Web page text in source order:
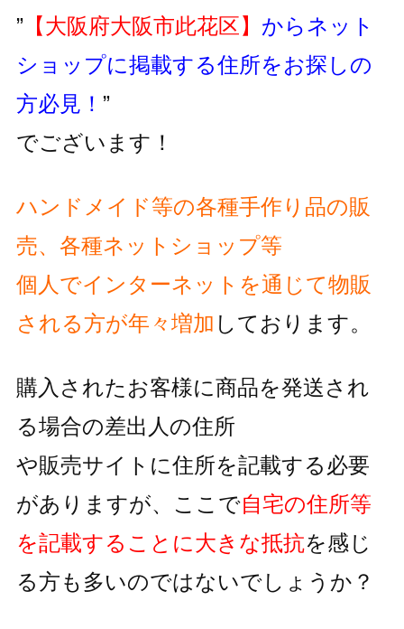
”【大阪府大阪市此花区】 からネット
ショップに掲載する住所をお探しの
方必見！ ”
でございます！
ハンドメイド等の各種手作り品の販
売、各種ネットショップ等
個人でインターネットを通じて物販
される方が年々増加 しております。
購入されたお客様に商品を発送され
る場合の差出人の住所
や販売サイトに住所を記載する必要
がありますが、 ここで自宅の住所等
を記載することに大きな抵抗を感じ
る方も多いのではないでしょうか？